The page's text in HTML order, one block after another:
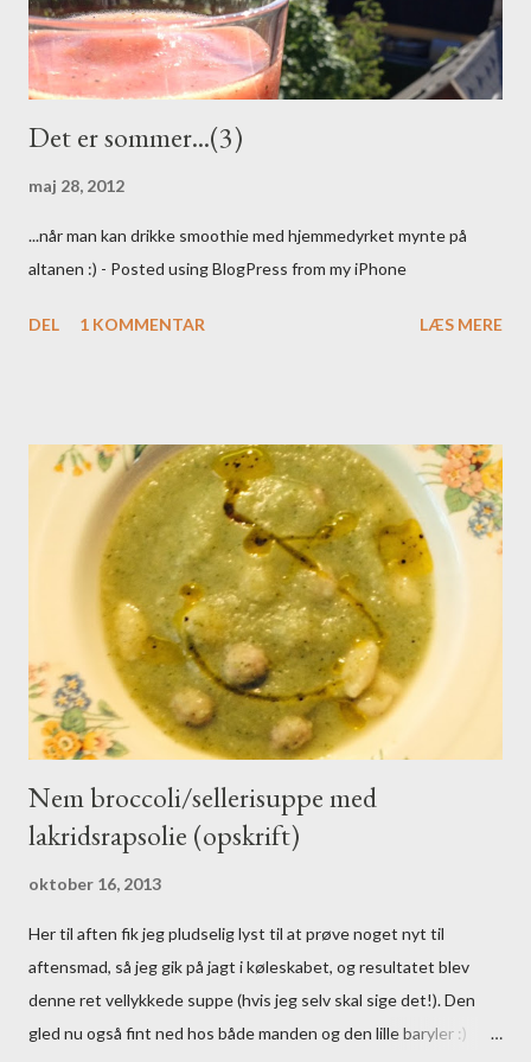
a
r
Det er sommer...(3)
maj 28, 2012
...når man kan drikke smoothie med hjemmedyrket mynte på
altanen :) - Posted using BlogPress from my iPhone
DEL 1 KOMMENTAR LÆS MERE
Nem broccoli/sellerisuppe med
lakridsrapsolie (opskrift)
oktober 16, 2013
Her til aften fik jeg pludselig lyst til at prøve noget nyt til
aftensmad, så jeg gik på jagt i køleskabet, og resultatet blev
denne ret vellykkede suppe (hvis jeg selv skal sige det!). Den
gled nu også fint ned hos både manden og den lille baryler :)